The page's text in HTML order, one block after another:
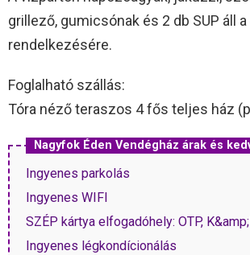
grillező, gumicsónak és 2 db SUP áll
rendelkezésére.
Foglalható szállás:
Tóra néző teraszos 4 fős teljes ház
Nagyfok Éden Vendégház árak és
Ingyenes parkolás
Ingyenes WIFI
SZÉP kártya elfogadóhely: OTP,
Ingyenes légkondícionálás